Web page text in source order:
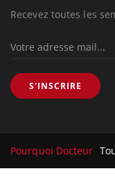
Recevez toutes les
S'INSCRIRE
Pourquoi Docteur